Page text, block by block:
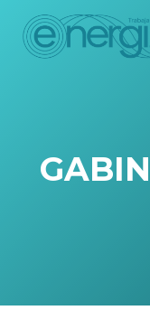
Saltar
contenido